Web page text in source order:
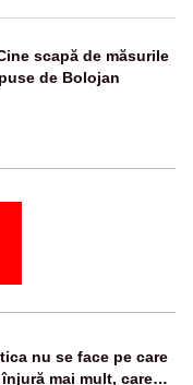
scapă de măsurile
de Bolojan
nu se face pe care
mai mult, care